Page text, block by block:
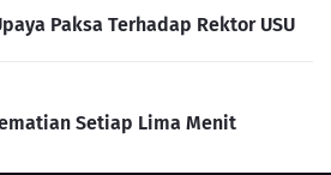
Paksa Terhadap Rektor USU
Setiap Lima Menit